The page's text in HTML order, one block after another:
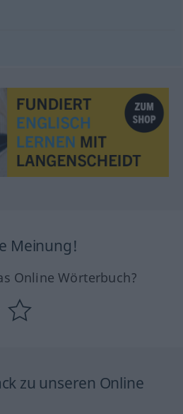
Meinung!
Online Wörterbuch?
zu unseren Online